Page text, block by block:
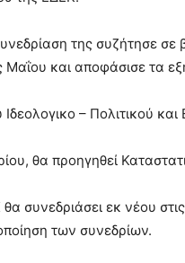
της συζήτησε
και αποφάσισε τα
– Πολιτικού
θα προηγηθεί
συνεδριάσει εκ νέου
των συνεδρίων.